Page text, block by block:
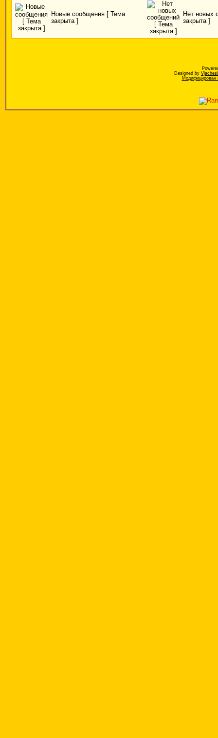
Новые сообщения [ Тема
закрыта ]
Нет новых
закрыта ]
Designed by
Модифицирован